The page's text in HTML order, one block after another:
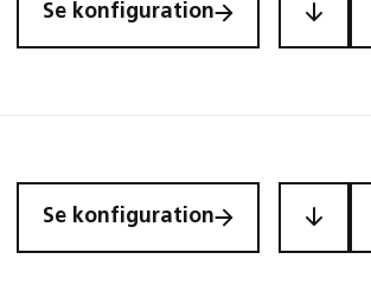
Se konfiguration
MAC12
Se konfiguration